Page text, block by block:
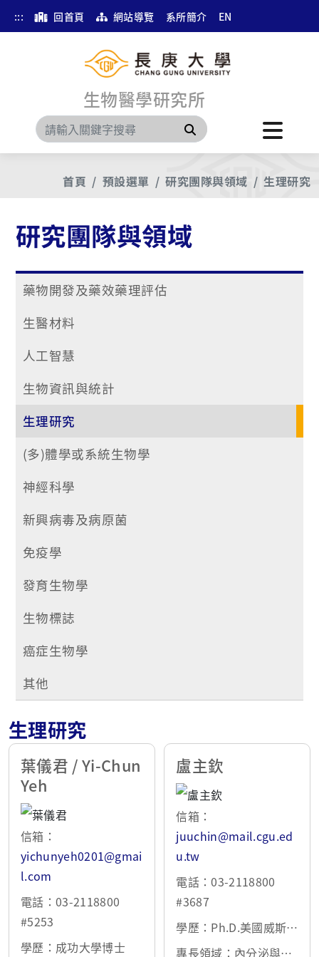
::: 回首頁 網站導覽 系所簡介 EN
生物醫學研究所
搜尋
首頁 預設選單 研究團隊與領域 生理研究
研究團隊與領域
藥物開發及藥效藥理評估
生醫材料
人工智慧
生物資訊與統計
生理研究
(多)體學或系統生物學
神經科學
新興病毒及病原菌
免疫學
發育生物學
生物標誌
癌症生物學
其他
生理研究
葉儀君 / Yi-Chun
Yeh
信箱：
yichunyeh0201@gmai
l.com
電話：03-2118800
#5253
學歷：成功大學博士
盧主欽
信箱：
juuchin@mail.cgu.ed
u.tw
電話：03-2118800
#3687
學歷：Ph.D.美國威斯康
辛大學
專長領域：內分泌與代